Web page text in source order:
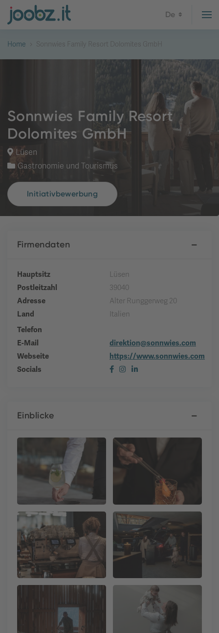
De
Home Sonnwies Family Resort Dolomites GmbH
Sonnwies Family Resort
Dolomites GmbH
Lüsen
Gastronomie und Tourismus
Initiativbewerbung
Firmendaten
Hauptsitz
Lüsen
Postleitzahl
39040
Adresse
Alter Runggerweg 20
Land
Italien
Telefon
E-Mail
direktion@sonnwies.com
Webseite
https://www.sonnwies.com
Socials
Einblicke